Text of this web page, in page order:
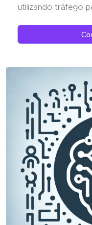
utilizando tráfego